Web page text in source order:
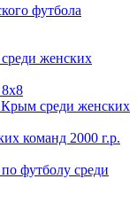
футбола
женских
среди женских
команд 2000 г.р.
футболу среди